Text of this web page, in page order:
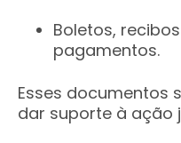
Boletos,
pagamentos.
Esses documentos
dar suporte à ação